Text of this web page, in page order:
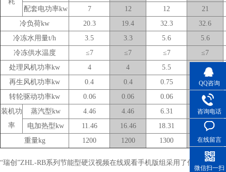
配套电功率kw
7 12 12
21
冷负荷kw
20.3 19.4 32.3
32.6
冷冻水用量t/h
3.5 3.3 5.6
5.6
冷冻供水温度
≤7 ≤7 ≤7
≤7
处理风机功率kw
4 4 5.5
5.5
再生风机功率kw
0.4 0.4 0.75
0.75
转轮驱动功率kw
0.06 0.06 0.06
0.06
装机功
率
蒸汽型kw 4.46 4.46 6.31
6.31
电加热型kw
11.46 16.46 18.31
27.31
重量kg
1200 1200 1300 1300
“瑞创”ZHL-RB系列节能型硬汉视频在线观看手机版组采用了低温再生热
QQ咨询
咨询电话
在线留言
微信扫一扫